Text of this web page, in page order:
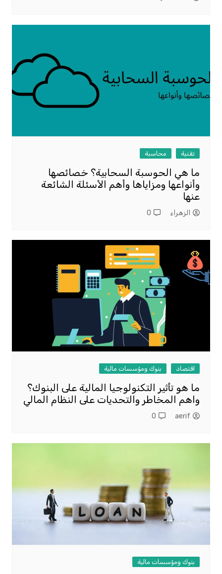
تقنية محاسبة
ما هي الحوسبة السحابية؟ خصائصها
وأنواعها ومزاياها وأهم الأسئلة الشائعة
عنها
الزهراء 0
اقتصاد بنوك ومؤسسات مالية
ما هو تأثير التكنولوجيا المالية على البنوك؟
واهم المخاطر والتحديات على النظام المالي
aerif
0
بنوك ومؤسسات مالية